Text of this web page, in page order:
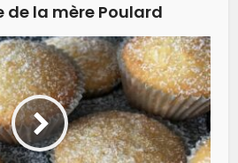
de la mère Poulard